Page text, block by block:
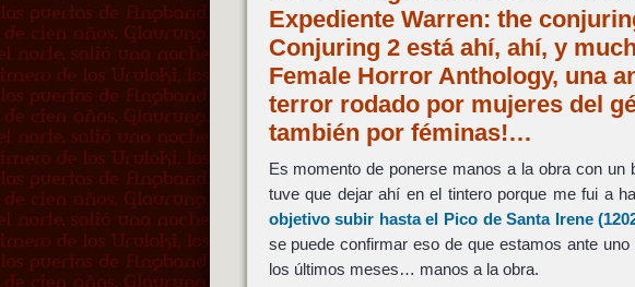
Expediente Warren: the
Conjuring 2 está ahí, ahí, y
Female Horror Anthology, una
terror rodado por mujeres del
también por féminas!…
Es momento de ponerse manos a la obra con
tuve que dejar ahí en el tintero porque me fui a
objetivo subir hasta el Pico de Santa Irene
se puede confirmar eso de que estamos ante
los últimos meses… manos a la obra.